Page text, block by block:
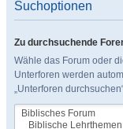
Suchoptionen
Zu durchsuchende
Wähle das Forum oder
Unterforen werden
„Unterforen